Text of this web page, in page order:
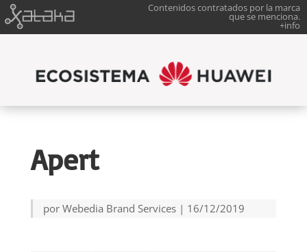
Contenidos contratados por la marca
que se menciona.
+info
Apert
por Webedia Brand Services| 16/12/2019